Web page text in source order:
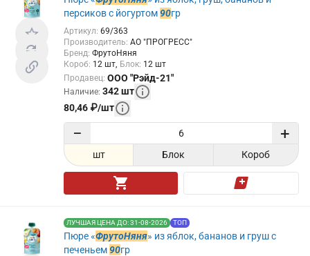
персиков с йогуртом 90гр
Артикул: 69/363
Производитель: АО "ПРОГРЕСС"
Бренд: ФрутоНяня
Короб: 12 шт Блок: 12 шт
Продавец: ООО "Рэйд-21"
Наличие: 342шт
80,46 ₽/шт
− +
шт Блок Короб
ЛУЧШАЯ ЦЕНА ДО: 31-08-2026 ТОП
Пюре «ФрутоНяня» из яблок, бананов и груш с
печеньем 90гр